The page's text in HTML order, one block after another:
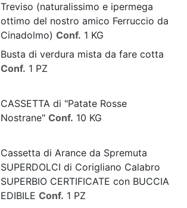
Treviso (naturalissimo e ipermega
ottimo del nostro amico Ferruccio da
Cinadolmo) Conf. 1 KG
Busta di verdura mista da fare cotta
Conf. 1 PZ
CASSETTA di "Patate Rosse
Nostrane" Conf. 10 KG
Cassetta di Arance da Spremuta
SUPERDOLCI di Corigliano Calabro
SUPERBIO CERTIFICATE con BUCCIA
EDIBILE Conf. 1 PZ